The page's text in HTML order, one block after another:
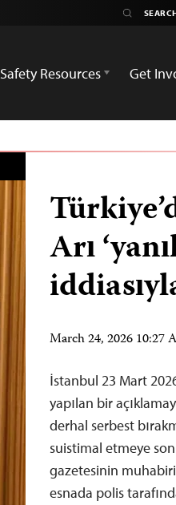
Safety Resources Get
Arı
March 24, 2026 10:27
İstanbul 23 Mart
yapılan bir
derhal serbest
suistimal etmeye
gazetesinin
esnada polis